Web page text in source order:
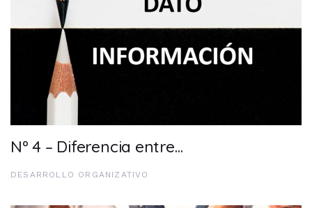
Nº 4 – Diferencia entre…
DESARROLLO ORGANIZATIVO